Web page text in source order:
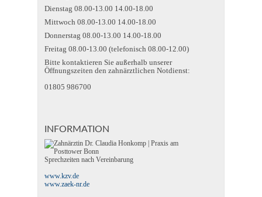
Dienstag 08.00-13.00 14.00-18.00
Mittwoch 08.00-13.00 14.00-18.00
Donnerstag 08.00-13.00 14.00-18.00
Freitag 08.00-13.00 (telefonisch 08.00-12.00)
Bitte kontaktieren Sie außerhalb unserer
Öffnungszeiten den zahnärztlichen Notdienst:
01805 986700
INFORMATION
Sprechzeiten nach Vereinbarung
www.kzv.de
www.zaek-nr.de